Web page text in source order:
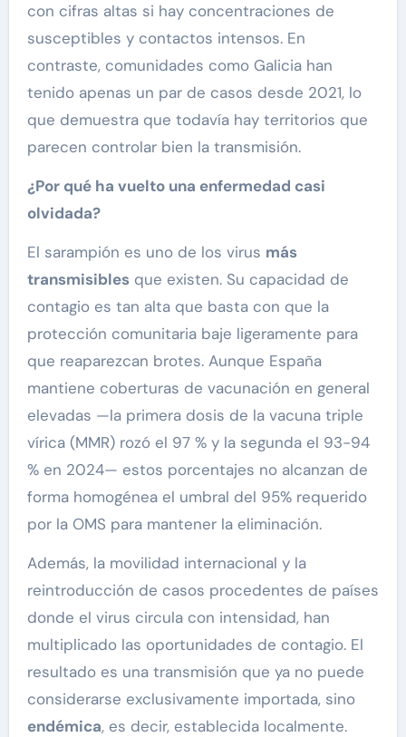
con cifras altas si hay concentraciones de
susceptibles y contactos intensos. En
contraste, comunidades como Galicia han
tenido apenas un par de casos desde 2021, lo
que demuestra que todavía hay territorios que
parecen controlar bien la transmisión.
¿Por qué ha vuelto una enfermedad casi
olvidada?
El sarampión es uno de los virus más
transmisiblesque existen. Su capacidad de
contagio es tan alta que basta con que la
protección comunitaria baje ligeramente para
que reaparezcan brotes. Aunque España
mantiene coberturas de vacunación en general
elevadas —la primera dosis de la vacuna triple
vírica (MMR) rozó el 97 % y la segunda el 93-94
% en 2024— estos porcentajes no alcanzan de
forma homogénea el umbral del 95% requerido
por la OMS para mantener la eliminación.
Además, la movilidad internacional y la
reintroducción de casos procedentes de países
donde el virus circula con intensidad, han
multiplicado las oportunidades de contagio. El
resultado es una transmisión que ya no puede
considerarse exclusivamente importada, sino
endémica, es decir, establecida localmente.